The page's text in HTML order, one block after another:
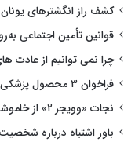
کشف راز انگشترهای
قوانین تأمین اجتماعی
چرا نمی توانیم از عادت
فراخوان ۳ محصول پزشکی و دارویی به دلیل خطرهای کیفی و ایمنی
نجات «وویجر ۲» از خاموشی؛ تدبیر ناسا برای حفظ کاوشگر ۴۸ ساله
باور اشتباه درباره